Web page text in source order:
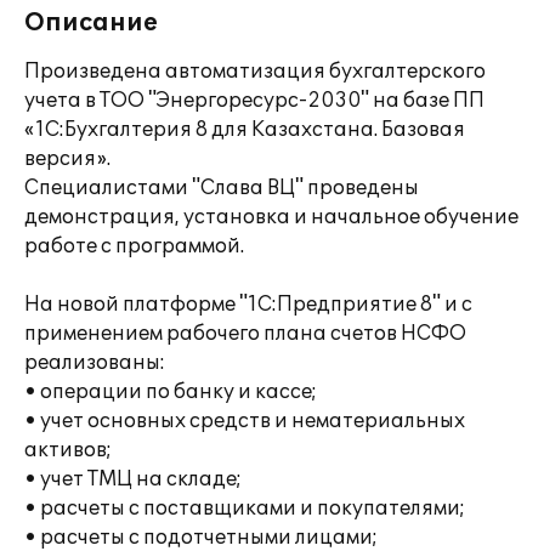
Описание
Произведена автоматизация бухгалтерского
учета в ТОО "Энергоресурс-2030" на базе ПП
«1С:Бухгалтерия 8 для Казахстана. Базовая
версия».
Специалистами "Слава ВЦ" проведены
демонстрация, установка и начальное обучение
работе с программой.
На новой платформе "1С:Предприятие 8" и с
применением рабочего плана счетов НСФО
реализованы:
• операции по банку и кассе;
• учет основных средств и нематериальных
активов;
• учет ТМЦ на складе;
• расчеты с поставщиками и покупателями;
• расчеты с подотчетными лицами;